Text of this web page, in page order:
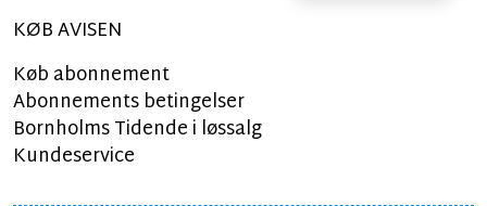
KØB AVISEN
Køb abonnement
Abonnements betingelser
Bornholms Tidende i løssalg
Kundeservice